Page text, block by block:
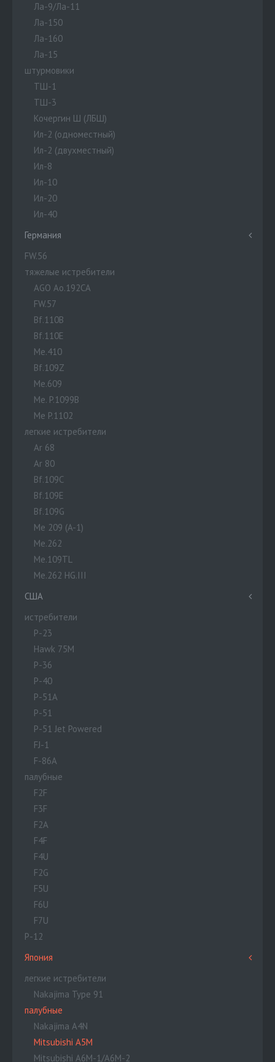
Ла-9/Ла-11
Ла-150
Ла-160
Ла-15
штурмовики
ТШ-1
ТШ-3
Кочергин Ш (ЛБШ)
Ил-2 (одноместный)
Ил-2 (двухместный)
Ил-8
Ил-10
Ил-20
Ил-40
Германия
FW.56
тяжелые истребители
AGO Ao.192CA
FW.57
Bf.110B
Bf.110E
Me.410
Bf.109Z
Me.609
Me. P.1099B
Me P.1102
легкие истребители
Ar 68
Ar 80
Bf.109C
Bf.109E
Bf.109G
Me 209 (A-1)
Me.262
Me.109TL
Me.262 HG.III
США
истребители
P-23
Hawk 75M
P-36
P-40
P-51A
P-51
P-51 Jet Powered
FJ-1
F-86A
палубные
F2F
F3F
F2A
F4F
F4U
F2G
F5U
F6U
F7U
P-12
Япония
легкие истребители
Nakajima Type 91
палубные
Nakajima A4N
Mitsubishi A5M
Mitsubishi A6M-1/A6M-2